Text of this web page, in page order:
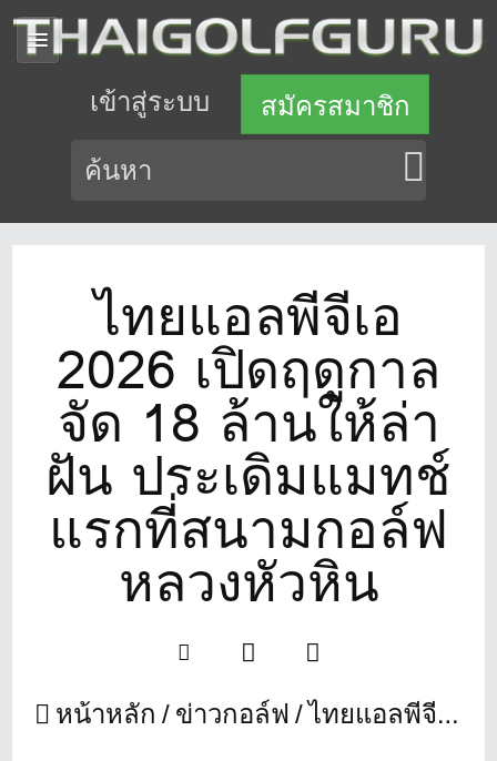
เข้าสู่ระบบ สมัครสมาชิก
ไทยแอลพีจีเอ
2026 เปิดฤดูกาล
จัด 18 ล้านให้ล่า
ฝัน ประเดิมแมทช์
แรกที่สนามกอล์ฟ
หลวงหัวหิน
หน้าหลัก ข่าวกอล์ฟ ไทยแอลพีจีเอ 2026 เปิดฤดูกาล จัด 18 ล้านให้ล่าฝัน ประเดิมแมทช์แรกที่สนามกอล์ฟหลวงหัวหิน